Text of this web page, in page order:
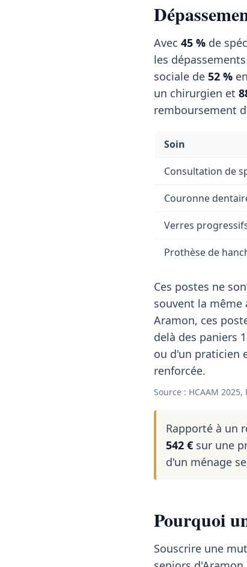
Avec 45 % de
les
sociale de 52 %
un chirurgien et
remboursement
Soin
Consultation de
Couronne
Verres
Prothèse de
Ces postes ne
souvent la
Aramon, ces
delà des paniers
ou d'un praticien
renforcée.
Source : HCAAM 2025,
Rapporté à un
542 € sur une
d'un ménage
Pourquoi
Souscrire une